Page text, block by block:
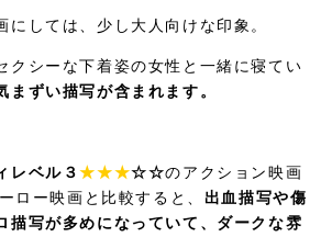
にしては、少し大人向けな印象。
クシーな下着姿の女性と一緒に寝てい
まずい描写が含まれます。
レベル３★★★☆☆のアクション映画
ロー映画と比較すると、 出血描写や傷
描写が多めになっていて、ダークな雰